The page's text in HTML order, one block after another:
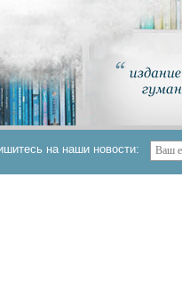
на наши новости: